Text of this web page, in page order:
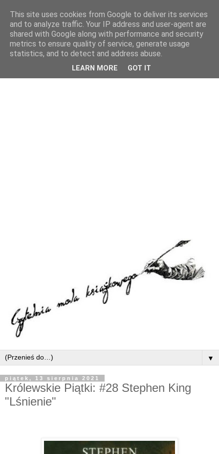
▼
piątek, 13 sierpnia 2021
Królewskie Piątki: #28 Stephen King
"Lśnienie"
This site uses cookies from Google to deliver its services
and to analyze traffic. Your IP address and user-agent are
shared with Google along with performance and security
metrics to ensure quality of service, generate usage
statistics, and to detect and address abuse.
LEARN MORE GOT IT